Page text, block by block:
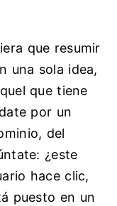
que resumir
una sola idea,
que tiene
por un
del
¿este
hace clic,
puesto en un